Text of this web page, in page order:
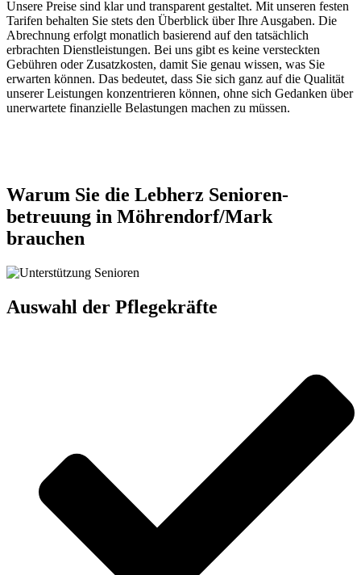
Unsere Preise sind klar und transparent gestaltet. Mit unseren festen
Tarifen behalten Sie stets den Überblick über Ihre Ausgaben. Die
Abrechnung erfolgt monatlich basierend auf den tatsächlich
erbrachten Dienstleistungen. Bei uns gibt es keine versteckten
Gebühren oder Zusatzkosten, damit Sie genau wissen, was Sie
erwarten können. Das bedeutet, dass Sie sich ganz auf die Qualität
unserer Leistungen konzentrieren können, ohne sich Gedanken über
unerwartete finanzielle Belastungen machen zu müssen.
Warum Sie die Lebherz Senioren­
betreuung in Möhrendorf/Mark
brauchen
Auswahl der Pflegekräfte